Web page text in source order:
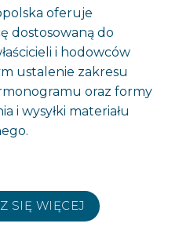
oferuje
dostosowaną do
i hodowców
ustalenie zakresu
oraz formy
i wysyłki materiału
SIĘ WIĘCEJ